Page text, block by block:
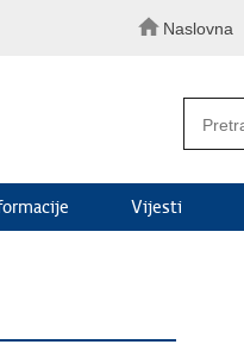
Naslovna
Vijesti